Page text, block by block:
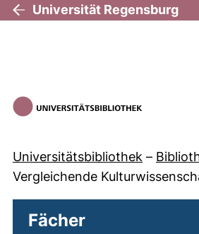
Direkt
Universität Regensburg
Universitätsbibliothek –
Vergleichende
Fächer